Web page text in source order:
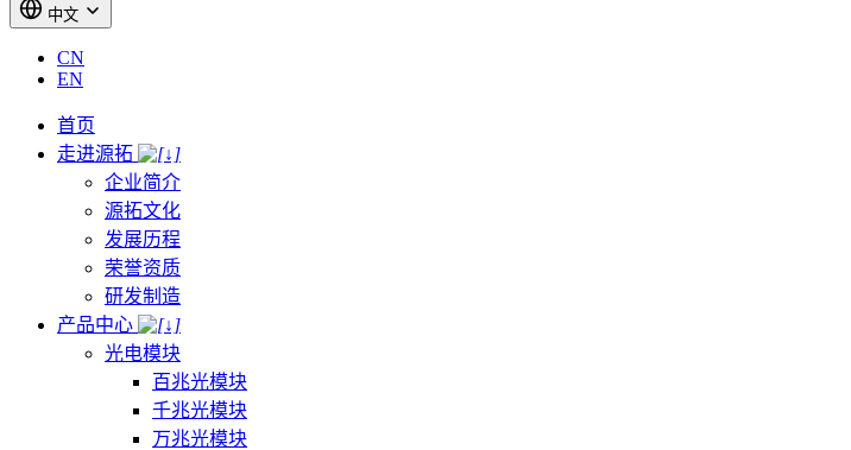
中文
CN
EN
首页
走进源拓
企业简介
源拓文化
发展历程
荣誉资质
研发制造
产品中心
光电模块
百兆光模块
千兆光模块
万兆光模块